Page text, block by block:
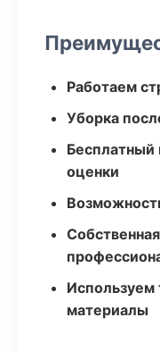
Работаем
Уборка
Бесплатный
оценки
Используем
материалы